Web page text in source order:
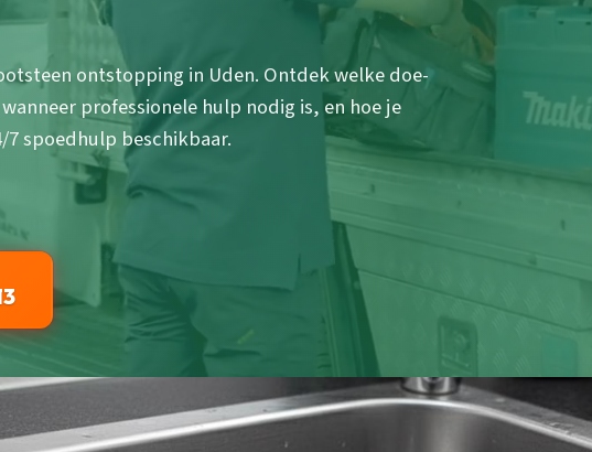
ontstopping in Uden. Ontdek welke doe-
professionele hulp nodig is, en hoe je
spoedhulp beschikbaar.